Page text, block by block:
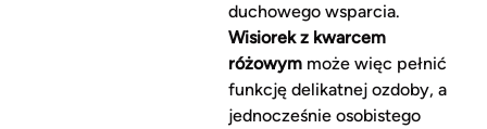
duchowego wsparcia.
Wisiorek z kwarcem
różowymmoże więc pełnić
funkcję delikatnej ozdoby, a
jednocześnie osobistego